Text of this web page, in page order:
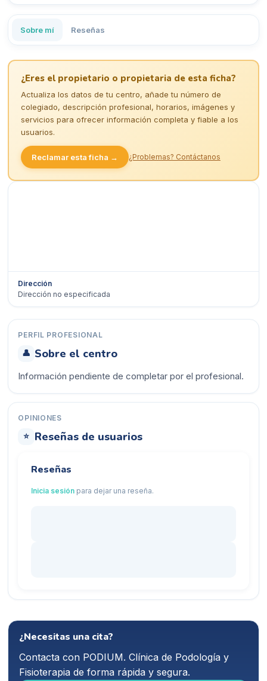
Sobre mí Reseñas
¿Eres el propietario o propietaria de esta ficha?
Actualiza los datos de tu centro, añade tu número de
colegiado, descripción profesional, horarios, imágenes y
servicios para ofrecer información completa y fiable a los
usuarios.
Reclamar esta ficha → ¿Problemas? Contáctanos
Dirección
Dirección no especificada
PERFIL PROFESIONAL
👤 Sobre el centro
Información pendiente de completar por el profesional.
OPINIONES
⭐ Reseñas de usuarios
Reseñas
Inicia sesión para dejar una reseña.
¿Necesitas una cita?
Contacta con PODIUM. Clínica de Podología y
Fisioterapia de forma rápida y segura.